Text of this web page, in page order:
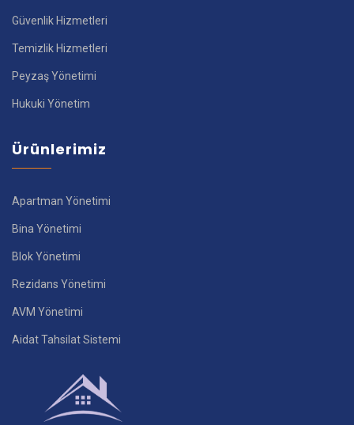
Güvenlik Hizmetleri
Temizlik Hizmetleri
Peyzaş Yönetimi
Hukuki Yönetim
Ürünlerimiz
Apartman Yönetimi
Bina Yönetimi
Blok Yönetimi
Rezidans Yönetimi
AVM Yönetimi
Aidat Tahsilat Sistemi